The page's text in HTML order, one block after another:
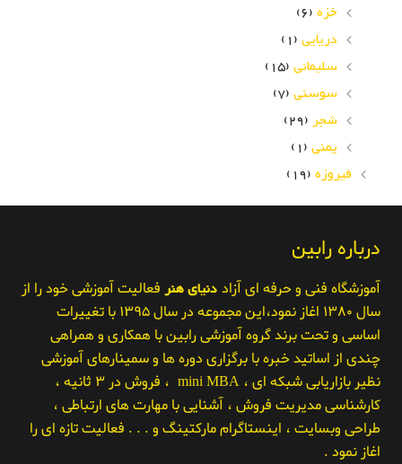
خزه (6)
دریایی (1)
سلیمانی (15)
سوسنی (7)
شجر (29)
یمنی (1)
فیروزه (19)
درباره رابین
آموزشگاه فنی و حرفه ای آزاد دنیای هنر فعالیت آموزشی خود را از
سال ۱۳۸۰ اغاز نمود،این مجموعه در سال ۱۳۹۵ با تغییرات
اساسی و تحت برند گروه آموزشی رابین با همکاری و همراهی
چندی از اساتید خبره با برگزاری دوره ها و سمینارهای آموزشی
نظیر بازاریابی شبکه ای ، mini MBA ، فروش در ۳ ثانیه ،
کارشناسی مدیریت فروش ، آشنایی با مهارت های ارتباطی ،
طراحی وبسایت ، اینستاگرام مارکتینگ و . . . فعالیت تازه ای را
اغاز نمود .